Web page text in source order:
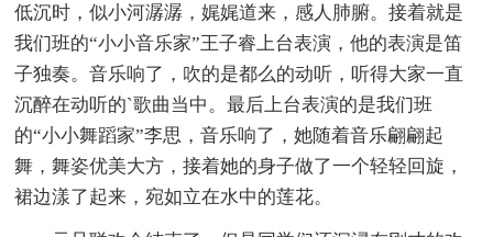
低沉时，似小河潺潺，娓娓道来，感人肺腑。接着就是
我们班的“小小音乐家”王子睿上台表演，他的表演是笛
子独奏。音乐响了，吹的是都么的动听，听得大家一直
沉醉在动听的`歌曲当中。最后上台表演的是我们班
的“小小舞蹈家”李思，音乐响了，她随着音乐翩翩起
舞，舞姿优美大方，接着她的身子做了一个轻轻回旋，
裙边漾了起来，宛如立在水中的莲花。